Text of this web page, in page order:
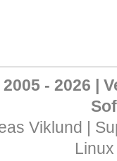
- 2026 |
Viklund |
Linux